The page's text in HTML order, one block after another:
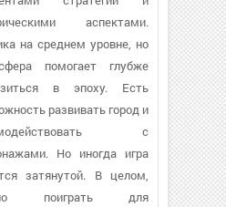
аспектами.
на среднем уровне, но
помогает глубже
в эпоху. Есть
развивать город и
с
Но иногда игра
затянутой. В целом,
поиграть для